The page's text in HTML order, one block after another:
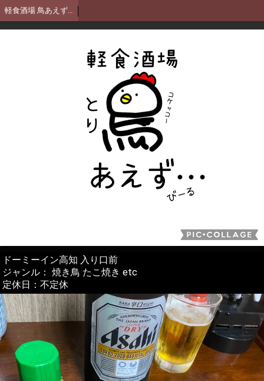
軽食酒場 鳥あえず…
ドーミーイン高知 入り口前
ジャンル： 焼き鳥 たこ焼き etc
定休日：不定休